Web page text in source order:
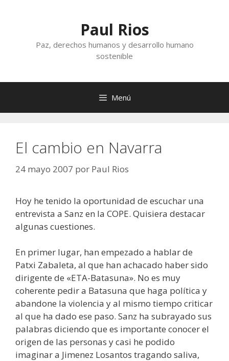
Paul Rios
Paz, derechos humanos y desarrollo humano
sostenible
Menú
El cambio en Navarra
24 mayo 2007 por Paul Rios
Hoy he tenido la oportunidad de escuchar una
entrevista a Sanz en la COPE. Quisiera destacar
algunas cuestiones.
En primer lugar, han empezado a hablar de
Patxi Zabaleta, al que han achacado haber sido
dirigente de «ETA-Batasuna». No es muy
coherente pedir a Batasuna que haga política y
abandone la violencia y al mismo tiempo criticar
al que ha dado ese paso. Sanz ha subrayado sus
palabras diciendo que es importante conocer el
origen de las personas y casi he podido
imaginar a Jimenez Losantos tragando saliva,